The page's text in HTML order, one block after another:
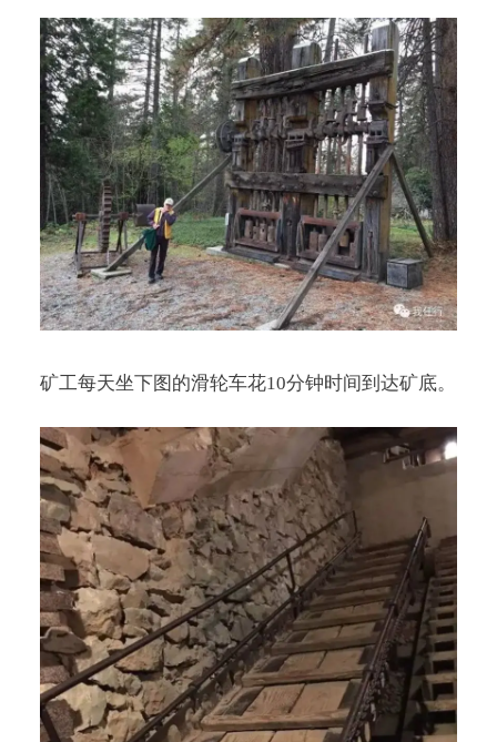
矿工每天坐下图的滑轮车花10分钟时间到达矿底。